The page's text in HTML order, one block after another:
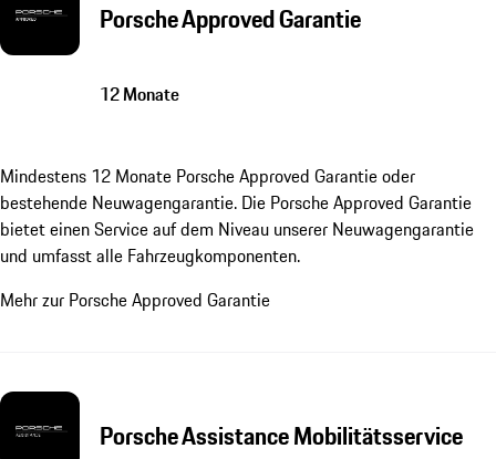
Porsche Approved Garantie
12 Monate
Mindestens 12 Monate Porsche Approved Garantie oder
bestehende Neuwagengarantie. Die Porsche Approved Garantie
bietet einen Service auf dem Niveau unserer Neuwagengarantie
und umfasst alle Fahrzeugkomponenten.
Mehr zur Porsche Approved Garantie
Porsche Assistance Mobilitätsservice